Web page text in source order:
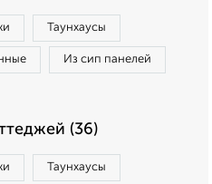
Таунхаусы
Из сип панелей
(36)
Таунхаусы